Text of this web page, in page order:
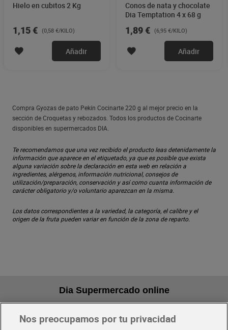
Hielo en cubitos 2 Kg
1,15 € (0,58 €/KILO)
Añadir
Conos de nata y chocolate
Dia Temptation 4 x 68 g
1,89 € (6,95 €/KILO)
Añadir
Compra Gyozas de pato Pekín Cocinarte 220 g al mejor precio en la
sección de Croquetas y rebozados. Todos los productos de Cocinarte
disponibles en supermercados DIA.
Te recomendamos que una vez recibido el producto leas detenidamente la
información que aparece en el etiquetado, ya que es posible que exista
alguna variación sobre la declaración en esta web en relación a
ingredientes, alérgenos, información nutricional, consejos de
utilización/preparación, conservación y así como cuanta información de
carácter obligatorio y/o voluntario aparezcan en la misma.
Los datos correspondientes a la variedad, la categoría, el calibre y el
origen de la fruta pueden variar en función de la zona de reparto.
Dia Supermercado online
Pide hoy, recibe hoy
Nos preocupamos por tu privacidad